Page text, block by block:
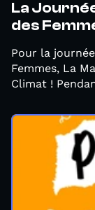
La
des
Pour la
Femmes, La
Climat !